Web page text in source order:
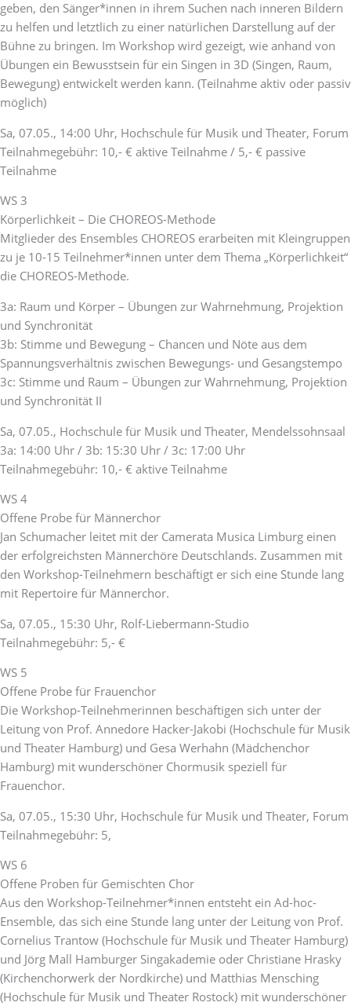
geben, den Sänger*innen in ihrem Suchen nach inneren Bildern
zu helfen und letztlich zu einer natürlichen Darstellung auf der
Bühne zu bringen. Im Workshop wird gezeigt, wie anhand von
Übungen ein Bewusstsein für ein Singen in 3D (Singen, Raum,
Bewegung) entwickelt werden kann. (Teilnahme aktiv oder passiv
möglich)
Sa, 07.05., 14:00 Uhr, Hochschule für Musik und Theater, Forum
Teilnahmegebühr: 10,- € aktive Teilnahme / 5,- € passive
Teilnahme
WS 3
Körperlichkeit – Die CHOREOS-Methode
Mitglieder des Ensembles CHOREOS erarbeiten mit Kleingruppen
zu je 10-15 Teilnehmer*innen unter dem Thema „Körperlichkeit“
die CHOREOS-Methode.
3a: Raum und Körper – Übungen zur Wahrnehmung, Projektion
und Synchronität
3b: Stimme und Bewegung – Chancen und Nöte aus dem
Spannungsverhältnis zwischen Bewegungs- und Gesangstempo
3c: Stimme und Raum – Übungen zur Wahrnehmung, Projektion
und Synchronität II
Sa, 07.05., Hochschule für Musik und Theater, Mendelssohnsaal
3a: 14:00 Uhr / 3b: 15:30 Uhr / 3c: 17:00 Uhr
Teilnahmegebühr: 10,- € aktive Teilnahme
WS 4
Offene Probe für Männerchor
Jan Schumacher leitet mit der Camerata Musica Limburg einen
der erfolgreichsten Männerchöre Deutschlands. Zusammen mit
den Workshop-Teilnehmern beschäftigt er sich eine Stunde lang
mit Repertoire für Männerchor.
Sa, 07.05., 15:30 Uhr, Rolf-Liebermann-Studio
Teilnahmegebühr: 5,- €
WS 5
Offene Probe für Frauenchor
Die Workshop-Teilnehmerinnen beschäftigen sich unter der
Leitung von Prof. Annedore Hacker-Jakobi (Hochschule für Musik
und Theater Hamburg) und Gesa Werhahn (Mädchenchor
Hamburg) mit wunderschöner Chormusik speziell für
Frauenchor.
Sa, 07.05., 15:30 Uhr, Hochschule für Musik und Theater, Forum
Teilnahmegebühr: 5,
WS 6
Offene Proben für Gemischten Chor
Aus den Workshop-Teilnehmer*innen entsteht ein Ad-hoc-
Ensemble, das sich eine Stunde lang unter der Leitung von Prof.
Cornelius Trantow (Hochschule für Musik und Theater Hamburg)
und Jörg Mall Hamburger Singakademie oder Christiane Hrasky
(Kirchenchorwerk der Nordkirche) und Matthias Mensching
(Hochschule für Musik und Theater Rostock) mit wunderschöner